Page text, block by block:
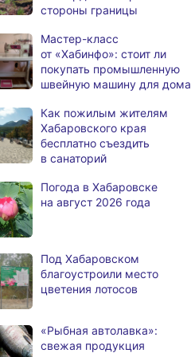
с инвалидностью
в Хабаровском крае
Магнитные бури,
радиационный фон и пробки
Какой сегодня день: День
маяка
в этом году подали свыше
100 тысяч заявлений
медалями «За спасение
на пожаре»
по нацпроекту капитально
ремонтируют кровлю Дома
культуры
стороны границы
Мастер-класс
от «Хабинфо»: стоит ли
покупать промышленную
швейную машину для дома
Как пожилым жителям
Хабаровского края
бесплатно съездить
в санаторий
Погода в Хабаровске
на август 2026 года
Под Хабаровском
благоустроили место
цветения лотосов
«Рыбная автолавка»:
свежая продукция